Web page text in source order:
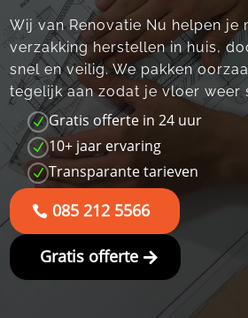
Wij van Renovatie Nu helpen je
verzakking herstellen in huis,
snel en veilig.​ We pakken
tegelijk aan zodat je vloer weer
N Gratis offerte in 24 uur
N 10+ jaar ervaring
N Transparante tarieven
085 212 5566
Gratis offerte